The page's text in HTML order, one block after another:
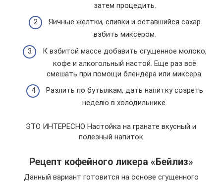
затем процедить.
Яичные желтки, сливки и оставшийся сахар
взбить миксером.
К взбитой массе добавить сгущенное молоко,
кофе и алкогольный настой. Еще раз всё
смешать при помощи блендера или миксера.
Разлить по бутылкам, дать напитку созреть
неделю в холодильнике.
ЭТО ИНТЕРЕСНО Настойка на гранате вкусный и
полезный напиток
Рецепт кофейного ликера «Бейлиз»
Данный вариант готовится на основе сгущенного